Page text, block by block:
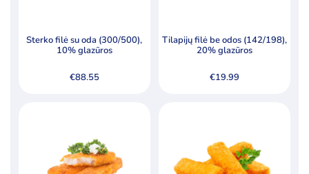
Sterko filė su oda (300/500),
10% glazūros
€88.55
Tilapijų filė be odos (142/198),
20% glazūros
€19.99